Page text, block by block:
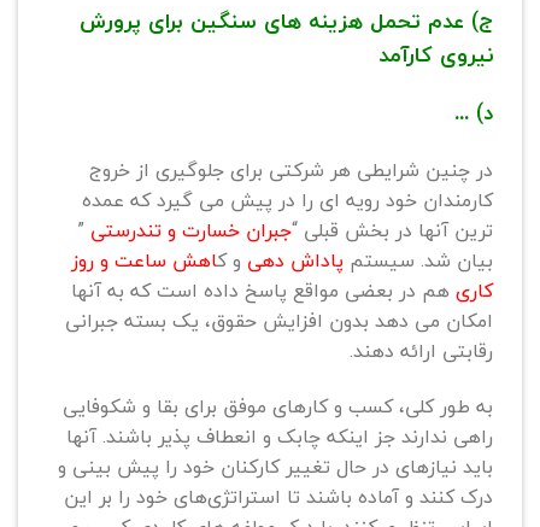
ج) عدم تحمل هزینه های سنگین برای پرورش
نیروی کارآمد
د) …
در چنین شرایطی هر شرکتی برای جلوگیری از خروج
کارمندان خود رویه ای را در پیش می گیرد که عمده
ترین آنها در بخش قبلی “جبران خسارت و تندرستی ”
بیان شد. سیستم پاداش دهی و کاهش ساعت و روز
کاریهم در بعضی مواقع پاسخ داده است که به آنها
امکان می دهد بدون افزایش حقوق، یک بسته جبرانی
رقابتی ارائه دهند.
به طور کلی، کسب‌ و کارهای موفق برای بقا و شکوفایی
راهی ندارند جز اینکه چابک و انعطاف پذیر باشند. آنها
باید نیازهای در حال تغییر کارکنان خود را پیش بینی و
درک کنند و آماده باشند تا استراتژی‌های خود را بر این